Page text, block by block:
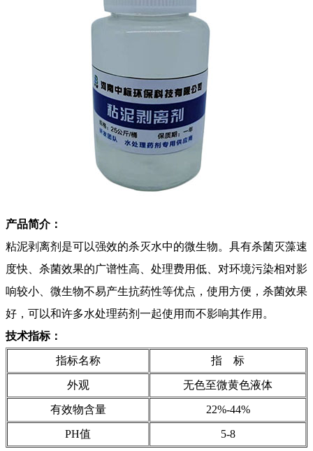
产品简介：
粘泥剥离剂是可以强效的杀灭水中的微生物。具有杀菌灭藻速
度快、杀菌效果的广谱性高、处理费用低、对环境污染相对影
响较小、微生物不易产生抗药性等优点，使用方便，杀菌效果
好，可以和许多水处理药剂一起使用而不影响其作用。
技术指标：
指标名称 指 标
外观 无色至微黄色液体
有效物含量 22%-44%
PH值 5-8